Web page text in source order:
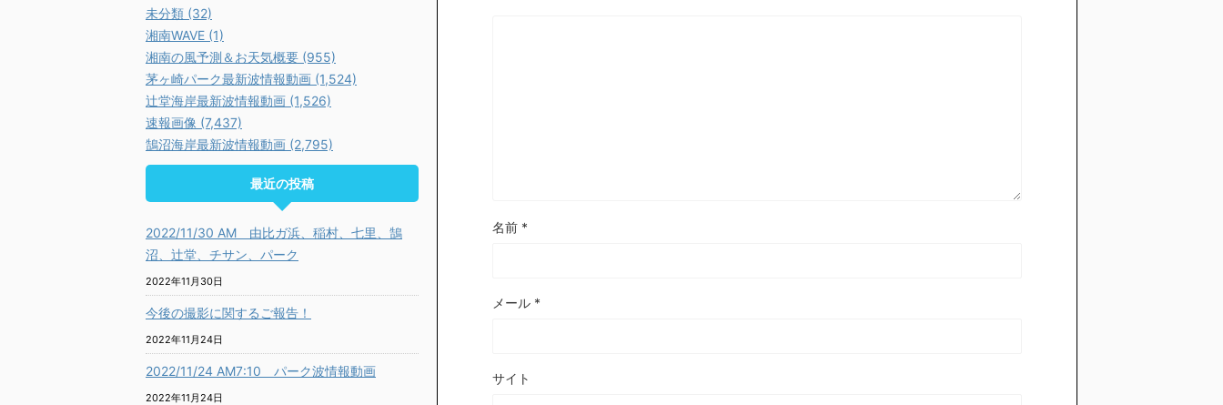
名前 *
メール *
サイト
未分類 (32)
湘南WAVE (1)
湘南の風予測＆お天気概要 (955)
茅ヶ崎パーク最新波情報動画 (1,524)
辻堂海岸最新波情報動画 (1,526)
速報画像 (7,437)
鵠沼海岸最新波情報動画 (2,795)
最近の投稿
2022/11/30 AM 由比ガ浜、稲村、七里、鵠
沼、辻堂、チサン、パーク
2022年11月30日
今後の撮影に関するご報告！
2022年11月24日
2022/11/24 AM7:10 パーク波情報動画
2022年11月24日